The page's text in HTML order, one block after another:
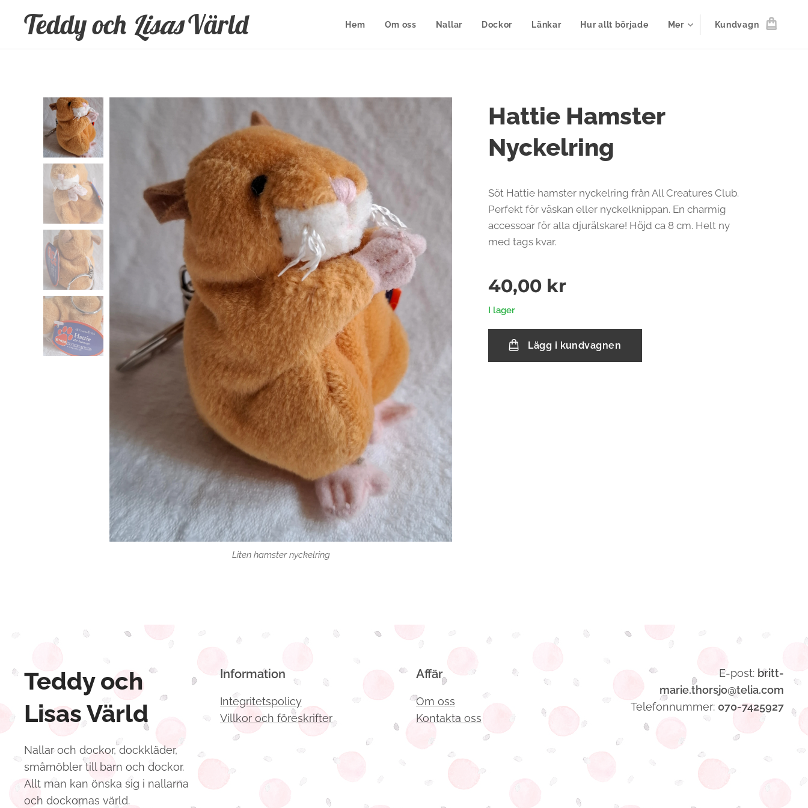
Teddy och LisasVärld Hem Om oss Nallar Dockor Länkar Hur allt började Mer Kundvagn
Hattie Hamster
Nyckelring
Liten hamster nyckelring
Söt Hattie hamster nyckelring från All Creatures Club.
Perfekt för väskan eller nyckelknippan. En charmig
accessoar för alla djurälskare! Höjd ca 8 cm. Helt ny
med tags kvar.
40,00 kr
I lager
Lägg i kundvagnen
Teddy och
Lisas Värld
Nallar och dockor, dockkläder,
småmöbler till barn och dockor.
Allt man kan önska sig i nallarna
och dockornas värld.
Information
Integritetspolicy
Villkor och föreskrifter
Affär
Om oss
Kontakta oss
E-post: britt-
marie.thorsjo@telia.com
Telefonnummer: 070-7425927